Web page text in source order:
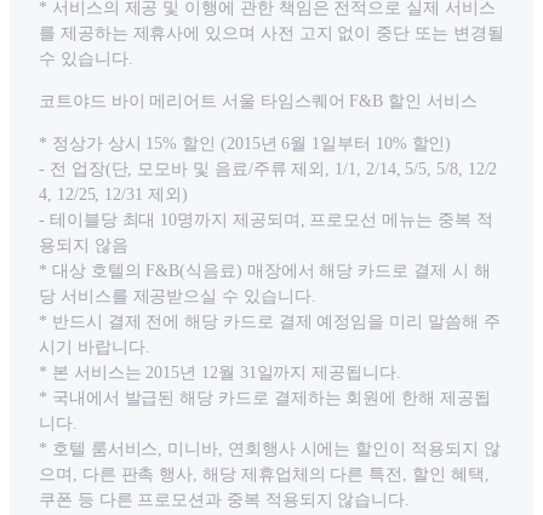
* 서비스의 제공 및 이행에 관한 책임은 전적으로 실제 서비스
를 제공하는 제휴사에 있으며 사전 고지 없이 중단 또는 변경될
수 있습니다.
코트야드 바이 메리어트 서울 타임스퀘어 F&B 할인 서비스
* 정상가 상시 15% 할인 (2015년 6월 1일부터 10% 할인)
- 전 업장(단, 모모바 및 음료/주류 제외, 1/1, 2/14, 5/5, 5/8, 12/2
4, 12/25, 12/31 제외)
- 테이블당 최대 10명까지 제공되며, 프로모선 메뉴는 중복 적
용되지 않음
* 대상 호텔의 F&B(식음료) 매장에서 해당 카드로 결제 시 해
당 서비스를 제공받으실 수 있습니다.
* 반드시 결제 전에 해당 카드로 결제 예정임을 미리 말씀해 주
시기 바랍니다.
* 본 서비스는 2015년 12월 31일까지 제공됩니다.
* 국내에서 발급된 해당 카드로 결제하는 회원에 한해 제공됩
니다.
* 호텔 룸서비스, 미니바, 연회행사 시에는 할인이 적용되지 않
으며, 다른 판촉 행사, 해당 제휴업체의 다른 특전, 할인 혜택,
쿠폰 등 다른 프로모션과 중복 적용되지 않습니다.